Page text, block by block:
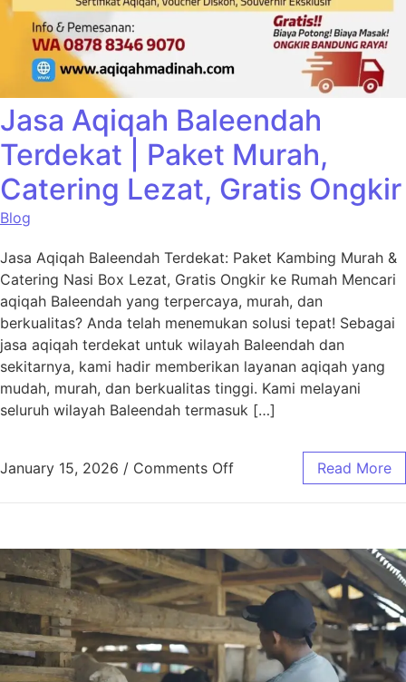
Jasa Aqiqah Baleendah
Terdekat | Paket Murah,
Catering Lezat, Gratis Ongkir
Blog
Jasa Aqiqah Baleendah Terdekat: Paket Kambing Murah &
Catering Nasi Box Lezat, Gratis Ongkir ke Rumah Mencari
aqiqah Baleendah yang terpercaya, murah, dan
berkualitas? Anda telah menemukan solusi tepat! Sebagai
jasa aqiqah terdekat untuk wilayah Baleendah dan
sekitarnya, kami hadir memberikan layanan aqiqah yang
mudah, murah, dan berkualitas tinggi. Kami melayani
seluruh wilayah Baleendah termasuk […]
January 15, 2026 / Comments Off Read More